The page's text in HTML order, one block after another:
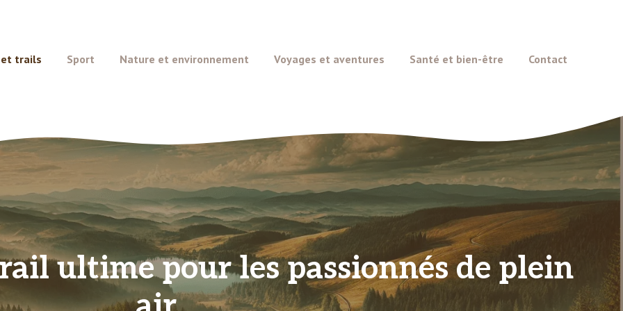
et trails Sport Nature et environnement Voyages et aventures Santé et bien-être Contact
ultime pour les passionnés de plein